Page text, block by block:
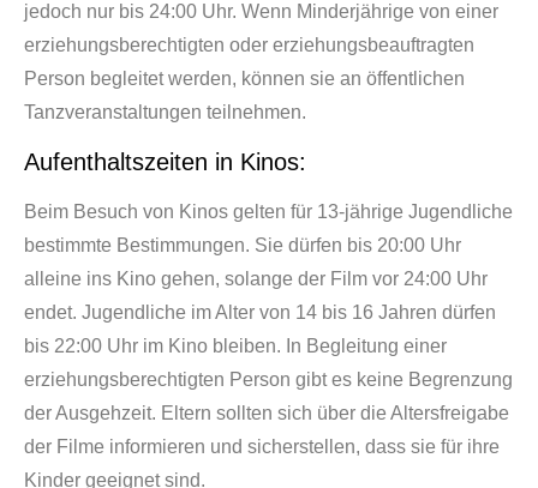
jedoch nur bis 24:00 Uhr. Wenn Minderjährige von einer
erziehungsberechtigten oder erziehungsbeauftragten
Person begleitet werden, können sie an öffentlichen
Tanzveranstaltungen teilnehmen.
Aufenthaltszeiten in Kinos:
Beim Besuch von Kinos gelten für 13-jährige Jugendliche
bestimmte Bestimmungen. Sie dürfen bis 20:00 Uhr
alleine ins Kino gehen, solange der Film vor 24:00 Uhr
endet. Jugendliche im Alter von 14 bis 16 Jahren dürfen
bis 22:00 Uhr im Kino bleiben. In Begleitung einer
erziehungsberechtigten Person gibt es keine Begrenzung
der Ausgehzeit. Eltern sollten sich über die Altersfreigabe
der Filme informieren und sicherstellen, dass sie für ihre
Kinder geeignet sind.